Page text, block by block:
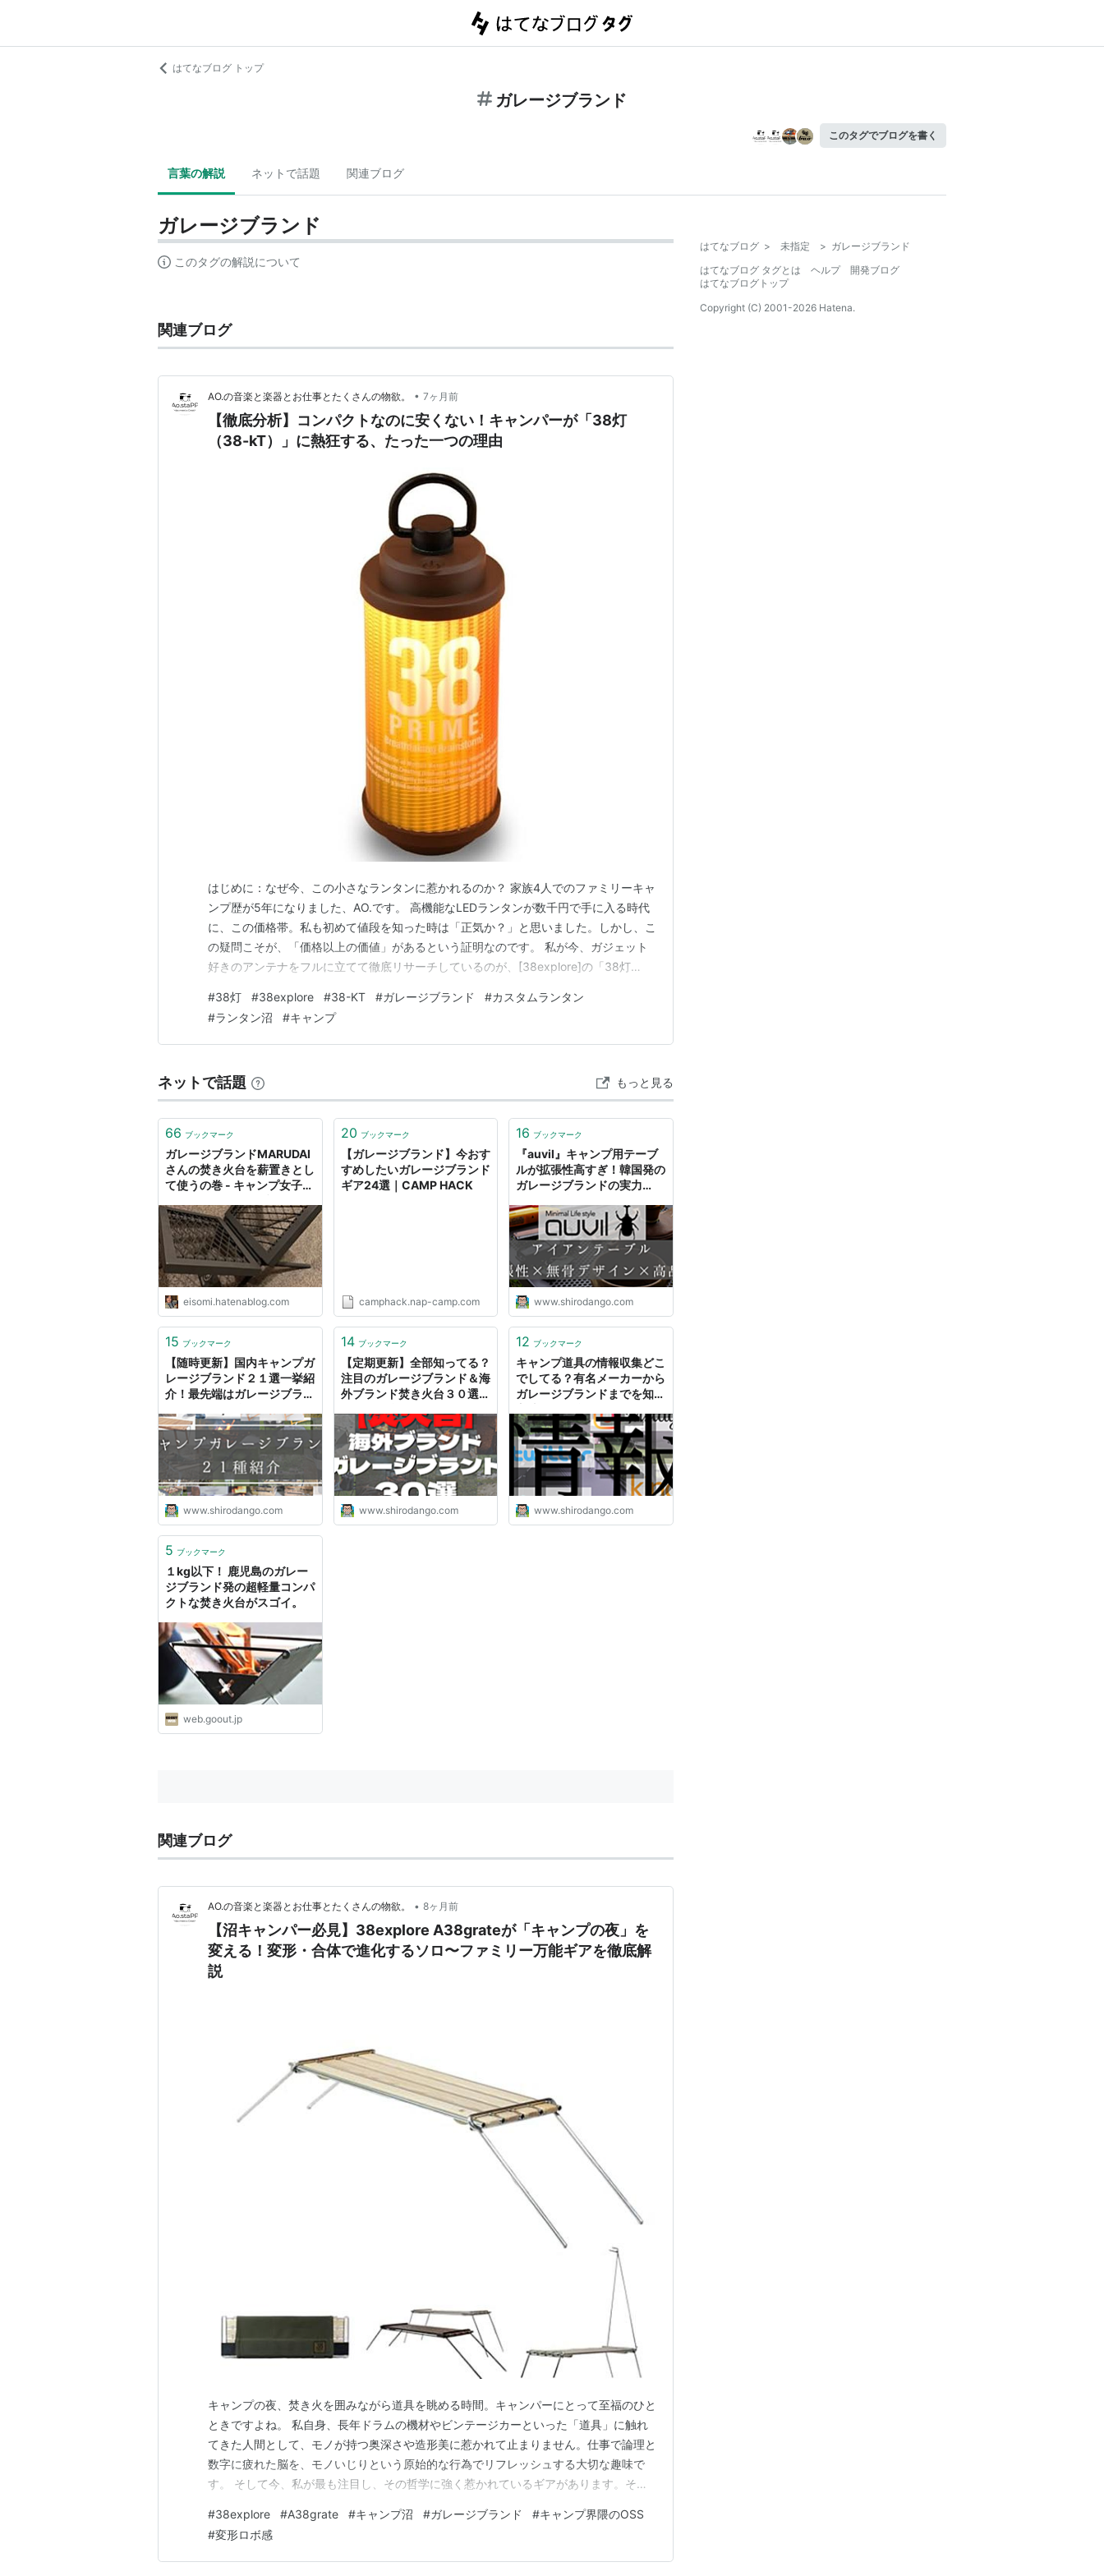
はてなブログ トップ
ガレージブランド
このタグでブログを書く
言葉の解説 ネットで話題 関連ブログ
ガレージブランド
このタグの解説について
関連ブログ
AO.の音楽と楽器とお仕事とたくさんの物欲。 • 7ヶ月前
【徹底分析】コンパクトなのに安くない！キャンパーが「38灯
（38-kT）」に熱狂する、たった一つの理由
はじめに：なぜ今、この小さなランタンに惹かれるのか？ 家族4人でのファミリーキャ
ンプ歴が5年になりました、AO.です。 高機能なLEDランタンが数千円で手に入る時代
に、この価格帯。私も初めて値段を知った時は「正気か？」と思いました。しかし、こ
の疑問こそが、「価格以上の価値」があるという証明なのです。 私が今、ガジェット
好きのアンテナをフルに立てて徹底リサーチしているのが、[38explore]の「38灯
し、SNSでカスタムされた38灯を見るたびに、「なぜ、こんな小さな道具が、ここま
での所有欲を掻き立てるのだろう…
#38灯 #38explore #38-KT #ガレージブランド #カスタムランタン
#ランタン沼 #キャンプ
ネットで話題 もっと見る
66 ブックマーク
ガレージブランドMARUDAI
さんの焚き火台を薪置きとし
て使うの巻 - キャンプ女子え
eisomi.hatenablog.com
20 ブックマーク
【ガレージブランド】今おす
すめしたいガレージブランド
ギア24選｜CAMP HACK
camphack.nap-camp.com
16 ブックマーク
『auvil』キャンプ用テーブ
ルが拡張性高すぎ！韓国発の
ガレージブランドの実力
www.shirodango.com
15 ブックマーク
【随時更新】国内キャンプガ
レージブランド２１選一挙紹
介！最先端はガレージブラン
つす
www.shirodango.com
14 ブックマーク
【定期更新】全部知ってる？
注目のガレージブランド＆海
外ブランド焚き火台３０選紹
www.shirodango.com
12 ブックマーク
キャンプ道具の情報収集どこ
でしてる？有名メーカーから
ガレージブランドまでを知る
す
www.shirodango.com
5 ブックマーク
１kg以下！ 鹿児島のガレー
ジブランド発の超軽量コンパ
クトな焚き火台がスゴイ。
web.goout.jp
関連ブログ
AO.の音楽と楽器とお仕事とたくさんの物欲。 • 8ヶ月前
【沼キャンパー必見】38explore A38grateが「キャンプの夜」を
変える！変形・合体で進化するソロ〜ファミリー万能ギアを徹底解
説
キャンプの夜、焚き火を囲みながら道具を眺める時間。キャンパーにとって至福のひと
ときですよね。 私自身、長年ドラムの機材やビンテージカーといった「道具」に触れ
てきた人間として、モノが持つ奥深さや造形美に惹かれて止まりません。仕事で論理と
数字に疲れた脳を、モノいじりという原始的な行為でリフレッシュする大切な趣味で
す。 そして今、私が最も注目し、その哲学に強く惹かれているギアがあります。それ
れていません。しかし、その革新的な設計思想やユーザーの反響を徹底的にリサーチし
た結果、これは単なるテーブルでは…
#38explore #A38grate #キャンプ沼 #ガレージブランド #キャンプ界隈のOSS
#変形ロボ感
はてなブログ > 未指定 > ガレージブランド
はてなブログ タグとは
ヘルプ
開発ブログ
はてなブログトップ
Copyright (C) 2001-2026 Hatena.